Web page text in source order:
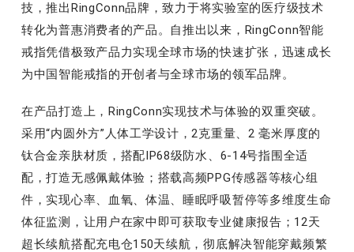
技，推出RingConn品牌，致力于将实验室的医疗级技术
转化为普惠消费者的产品。自推出以来，RingConn智能
戒指凭借极致产品力实现全球市场的快速扩张，迅速成长
为中国智能戒指的开创者与全球市场的领军品牌。
在产品打造上，RingConn实现技术与体验的双重突破。
采用“内圆外方”人体工学设计，2克重量、2 毫米厚度的
钛合金亲肤材质，搭配IP68级防水、6-14号指围全适
配，打造无感佩戴体验；搭载高频PPG传感器等核心组
件，实现心率、血氧、体温、睡眠呼吸暂停等多维度生命
体征监测，让用户在家中即可获取专业健康报告；12天
超长续航搭配充电仓150天续航，彻底解决智能穿戴频繁